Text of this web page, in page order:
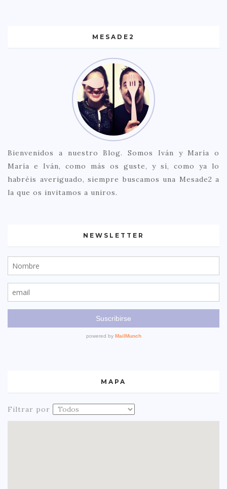
MESADE2
Bienvenidos a nuestro Blog. Somos Iván y María o
María e Iván, como más os guste, y sí, como ya lo
habréis averiguado, siempre buscamos una Mesade2 a
la que os invitamos a uniros.
NEWSLETTER
MAPA
Filtrar por